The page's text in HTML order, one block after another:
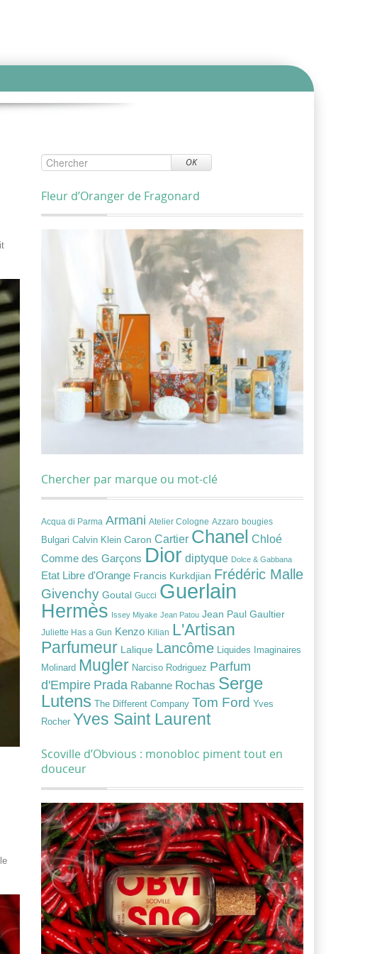
OK
Fleur d’Oranger de Fragonard
Chercher par marque ou mot-clé
Acqua di Parma Armani Atelier Cologne Azzaro bougies
Bulgari Calvin Klein Caron Cartier Chanel Chloé
Comme des Garçons Dior diptyque Dolce & Gabbana
Etat Libre d'Orange Francis Kurkdjian Frédéric Malle
Givenchy Goutal Gucci Guerlain
Hermès Issey Miyake Jean Patou Jean Paul Gaultier
Juliette Has a Gun Kenzo Kilian L'Artisan
Parfumeur Lalique Lancôme Liquides Imaginaires
Molinard Mugler Narciso Rodriguez Parfum
d'Empire Prada Rabanne Rochas Serge
Lutens
The Different Company Tom Ford Yves
Rocher Yves Saint Laurent
Scoville d’Obvious : monobloc piment tout en
douceur